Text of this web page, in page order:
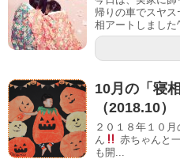
帰りの車でスヤ
相アートしました
10月の「寝
（2018.10）
２０１８年１０
ん
赤ちゃんと
も開...